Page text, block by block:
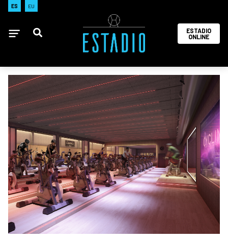
ES EU
ESTADIO
ONLINE